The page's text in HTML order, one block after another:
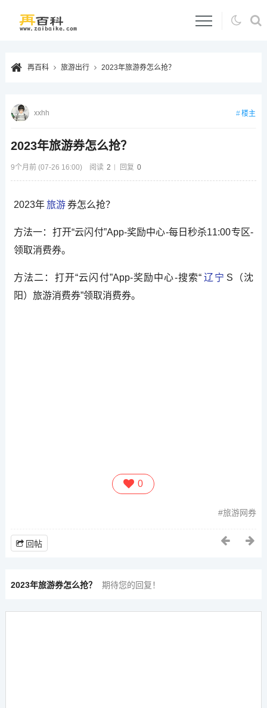
再百科 旅游出行 2023年旅游券怎么抢？
2023年旅游券怎么抢？
9个月前 (07-26 16:00) 阅读 2 回复 0
xxhh 楼主
2023年旅游券怎么抢？
方法一：打开“云闪付”App-奖励中心-每日秒杀11:00专区-
领取消费券。
方法二：打开“云闪付”App-奖励中心-搜索“ 辽宁 S（沈
阳）旅游消费券”领取消费券。
0
旅游网券
回帖
2023年旅游券怎么抢？ 期待您的回复！